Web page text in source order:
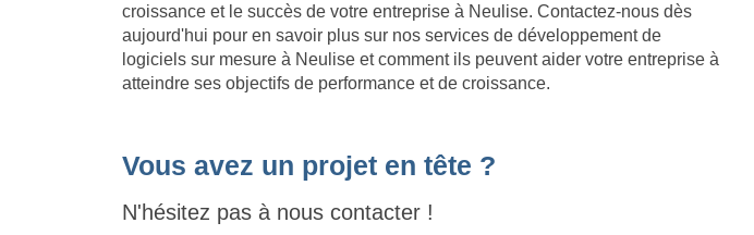
croissance et le succès de votre entreprise à Neulise. Contactez-nous dès
aujourd'hui pour en savoir plus sur nos services de développement de
logiciels sur mesure à Neulise et comment ils peuvent aider votre entreprise à
atteindre ses objectifs de performance et de croissance.
Vous avez un projet en tête ?
N'hésitez pas à nous contacter !